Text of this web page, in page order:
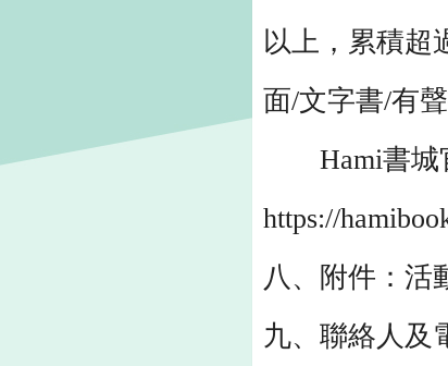
以上，累積超
面/文字書/有
Hami書城官
https://
八、附件：活
九、聯絡人及